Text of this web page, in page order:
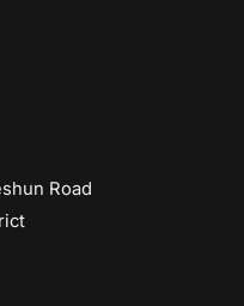
Road